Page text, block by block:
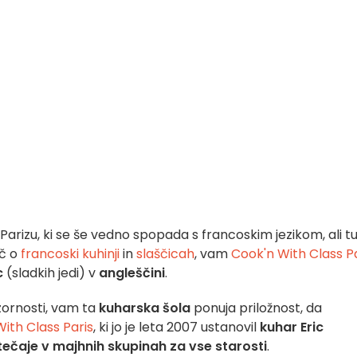
ki se še vedno spopada s francoskim jezikom, ali
o francoski kuhinjiinslaščicah, vamCook'n With Class
(sladkih jedi) v angleščini.
vam ta kuharska šola ponuja priložnost, da
Class Paris, ki jo je leta 2007 ustanovil kuhar Eric
v majhnih skupinah za vse starosti.